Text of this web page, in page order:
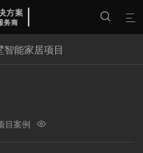


能家居项目
目案例 